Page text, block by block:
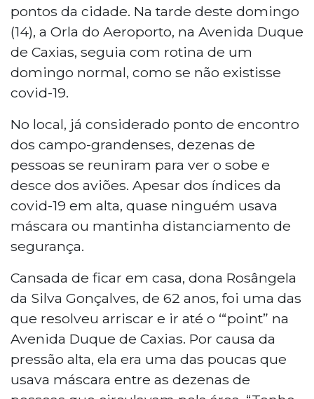
pontos da cidade. Na tarde deste domingo
(14), a Orla do Aeroporto, na Avenida Duque
de Caxias, seguia com rotina de um
domingo normal, como se não existisse
covid-19.
No local, já considerado ponto de encontro
dos campo-grandenses, dezenas de
pessoas se reuniram para ver o sobe e
desce dos aviões. Apesar dos índices da
covid-19 em alta, quase ninguém usava
máscara ou mantinha distanciamento de
segurança.
Cansada de ficar em casa, dona Rosângela
da Silva Gonçalves, de 62 anos, foi uma das
que resolveu arriscar e ir até o ‘“point” na
Avenida Duque de Caxias. Por causa da
pressão alta, ela era uma das poucas que
usava máscara entre as dezenas de